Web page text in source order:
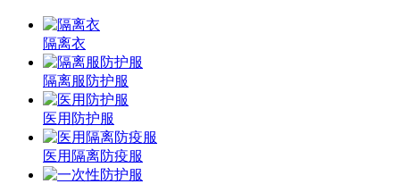
隔离衣
隔离服防护服
医用防护服
医用隔离防疫服